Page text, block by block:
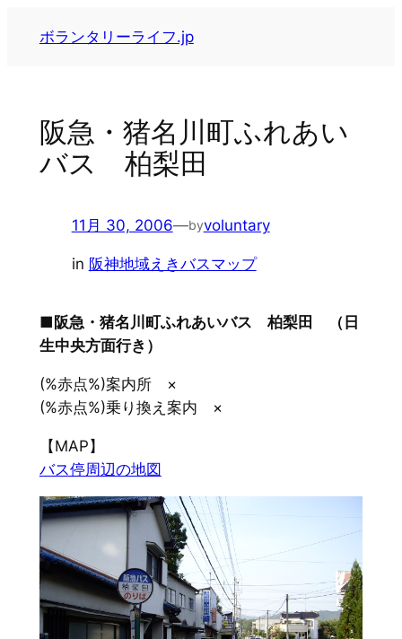
ボランタリーライフ.jp
阪急・猪名川町ふれあい
バス 柏梨田
11月 30, 2006—byvoluntary
in 阪神地域えきバスマップ
■阪急・猪名川町ふれあいバス 柏梨田 （日
生中央方面行き）
(%赤点%)案内所 ×
(%赤点%)乗り換え案内 ×
【MAP】
バス停周辺の地図